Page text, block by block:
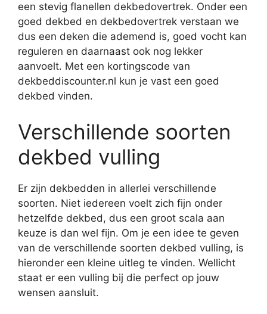
een stevig flanellen dekbedovertrek. Onder een
goed dekbed en dekbedovertrek verstaan we
dus een deken die ademend is, goed vocht kan
reguleren en daarnaast ook nog lekker
aanvoelt. Met een kortingscode van
dekbeddiscounter.nl kun je vast een goed
dekbed vinden.
Verschillende soorten
dekbed vulling
Er zijn dekbedden in allerlei verschillende
soorten. Niet iedereen voelt zich fijn onder
hetzelfde dekbed, dus een groot scala aan
keuze is dan wel fijn. Om je een idee te geven
van de verschillende soorten dekbed vulling, is
hieronder een kleine uitleg te vinden. Wellicht
staat er een vulling bij die perfect op jouw
wensen aansluit.